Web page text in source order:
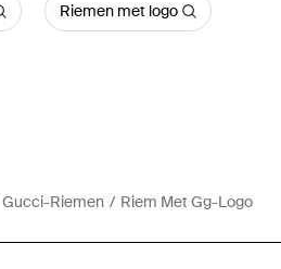
Riemen met logo
Gucci-Riemen Riem Met Gg-Logo